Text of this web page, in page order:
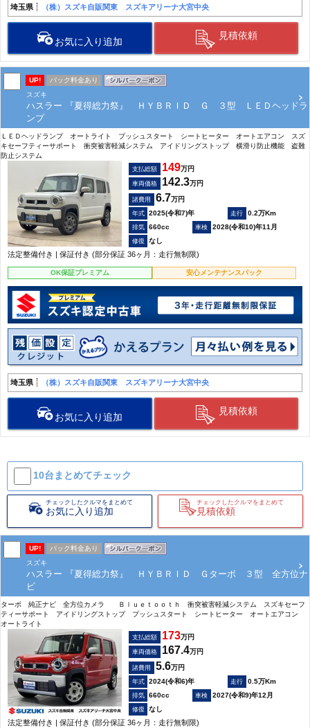
埼玉県 （株）スズキ自販関東 スズキアリーナ大宮中央
お気に入り追加
見積依頼
UP!
パック料金あり
スズキ
ハスラー 『夏得総力祭』 ＨＹＢＲＩＤ Ｇ ３型 ＬＥＤヘッドラ
ンプ
ＬＥＤヘッドランプ オートライト プッシュスタート シートヒーター オートエアコン スズ
キセーフティーサポート 衝突被害軽減システム アイドリングストップ 横滑り防止機能 盗難
防止システム
支払総額 149万円
車両価格 142.3万円
諸費用 6.7万円
2025(令和7)年
0.2万Km
660cc
2028(令和10)年11月
なし
法定整備付き | 保証付き (部分保証 36ヶ月：走行無制限)
OK保証プレミアム 安心メンテナンスパック
埼玉県 （株）スズキ自販関東 スズキアリーナ大宮中央
お気に入り追加
見積依頼
10台まとめてチェック
チェックしたクルマをまとめて
お気に入り追加
チェックしたクルマをまとめて
見積依頼
UP!
パック料金あり
スズキ
ハスラー 『夏得総力祭』 ＨＹＢＲＩＤ Ｇターボ ３型 全方位ナ
ビ
ターボ 純正ナビ 全方位カメラ Ｂｌｕｅｔｏｏｔｈ 衝突被害軽減システム スズキセーフ
ティーサポート アイドリングストップ プッシュスタート シートヒーター オートエアコン
オートライト
支払総額 173万円
車両価格 167.4万円
諸費用 5.6万円
2024(令和6)年
0.5万Km
660cc
2027(令和9)年12月
なし
法定整備付き | 保証付き (部分保証 36ヶ月：走行無制限)